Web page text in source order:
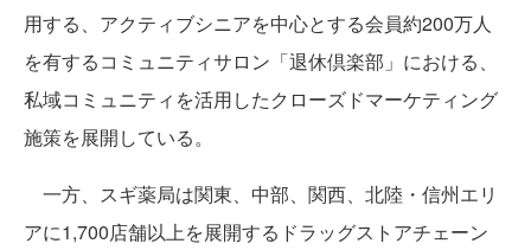
用する、アクティブシニアを中心とする会員約200万人
を有するコミュニティサロン「退休倶楽部」における、
私域コミュニティを活用したクローズドマーケティング
施策を展開している。
一方、スギ薬局は関東、中部、関西、北陸・信州エリ
アに1,700店舗以上を展開するドラッグストアチェーン